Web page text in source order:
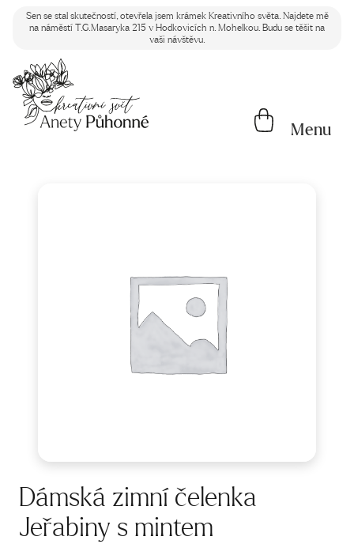
Sen se stal skutečností, otevřela jsem krámek Kreativního světa. Najdete mě
na náměstí T.G.Masaryka 215 v Hodkovicích n. Mohelkou. Budu se těšit na
vaši návštěvu.
Menu
Dámská zimní čelenka
Jeřabiny s mintem